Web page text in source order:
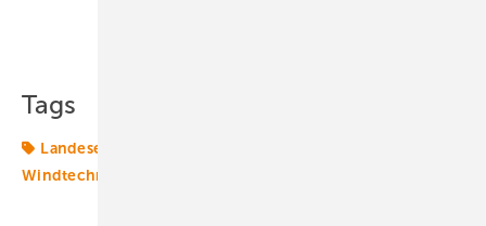
Tags
Landesentwicklungsplan
Windtechnik